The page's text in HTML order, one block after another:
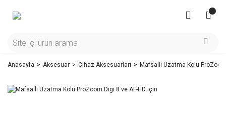
Anasayfa Aksesuar Cihaz Aksesuarları Mafsallı Uzatma Kolu